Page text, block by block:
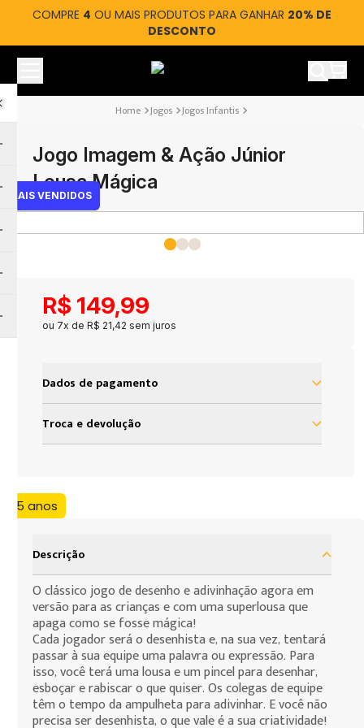
COMPRE 4 OU MAIS PRODUTOS PARA GANHAR 20% DE
DESCONTO
Ver
Jogos Jogos Infantis
Jogo Imagem & Ação Júnior
Lousa Mágica
MAIS VENDIDOS
R$ 149,99
ou 7x de R$ 21,42 sem juros
Dados de pagamento
à vista R$ 149,99
2x de R$ 74,99 sem juros
4x de R$ 37,49 sem juros
6x de R$ 24,99 sem juros
7x de R$ 21,42 sem juros
Troca e devolução
Assim, definimos uma política de troca e devolução
baseada no código de defesa do consumidor que
presentes condições são as cláusulas de
contratação por adesão que você, consumidor,
deve assumir para efeito da compra de produtos
que deseja fazer.
+5 anos
Descrição
O clássico jogo de desenho e adivinhação agora em
versão para as crianças e com uma superlousa que
apaga como se fosse mágica!
Cada jogador será o desenhista e, na sua vez, tentará
passar à sua equipe uma palavra ou expressão. Para
isso, você terá uma lousa e um pincel para desenhar,
esboçar e rabiscar o que quiser. Os colegas de equipe
têm o tempo da ampulheta para adivinhar. E você não
precisa ser desenhista, o que vale é a sua criatividade!